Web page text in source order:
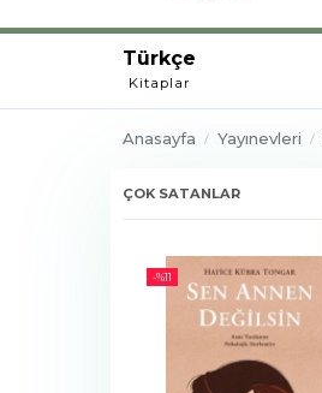
Türkçe
Kitaplar
Anasayfa Yayınevleri
ÇOK SATANLAR
-%11